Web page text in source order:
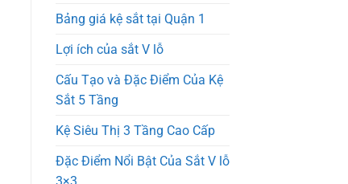
Bảng giá kệ sắt tại Quận 1
Lợi ích của sắt V lỗ
Cấu Tạo và Đặc Điểm Của Kệ
Sắt 5 Tầng
Kệ Siêu Thị 3 Tầng Cao Cấp
Đặc Điểm Nổi Bật Của Sắt V lỗ
3×3